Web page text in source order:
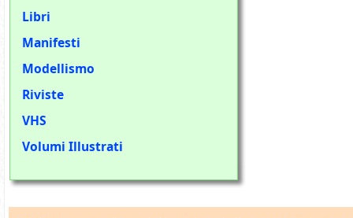
Libri
Manifesti
Modellismo
Riviste
VHS
Volumi Illustrati